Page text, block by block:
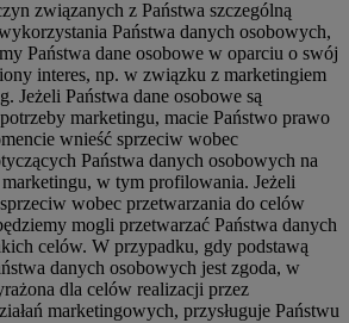
związanych z Państwa szczególną
Państwa danych osobowych,
Państwa dane osobowe w oparciu o swój
interes, np. w związku z marketingiem
Jeżeli Państwa dane osobowe są
marketingu, macie Państwo prawo
wnieść sprzeciw wobec
Państwa danych osobowych na
w tym profilowania. Jeżeli
wobec przetwarzania do celów
mogli przetwarzać Państwa danych
celów. W przypadku, gdy podstawą
danych osobowych jest zgoda, w
dla celów realizacji przez
marketingowych, przysługuje Państwu